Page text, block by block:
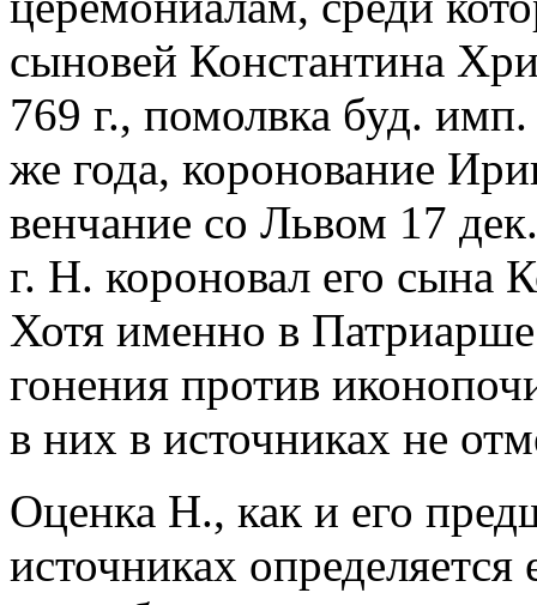
сыновей Константина
769 г., помолвка буд.
же года, коронование
венчание со Львом 17
г. Н. короновал его сына
Хотя именно в
гонения против
в них в источниках не
Оценка Н., как и его
источниках